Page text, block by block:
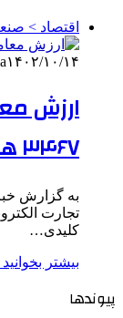
اقتصاد >
۱۴۰۲/۱۰/۱۴
ارزش
۳۴۶۷ همت رسید
به گزارش
کلیدی…
بیشتر
پیوندها